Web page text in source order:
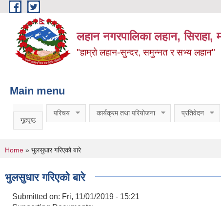
Skip to main content
लहान नगरपालिका लहान,
"हाम्रो लहान-सुन्दर, समुन्नत र सभ्य लहान"
Main menu
गृहपृष्ठ
परिचय कार्यक्रम तथा परियोजना प्रतिवेदन
You are here
Home » भुलसुधार गरिएको बारे
भुलसुधार गरिएको बारे
Submitted on: Fri, 11/01/2019 - 15:21